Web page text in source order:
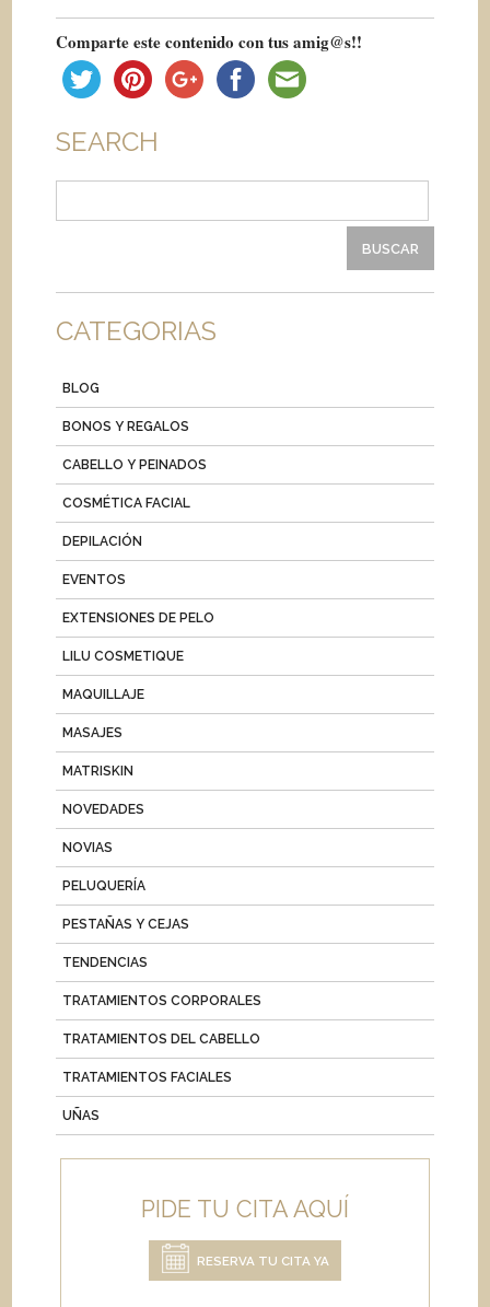
Comparte este contenido con tus amig@s!!
SEARCH
CATEGORIAS
BLOG
BONOS Y REGALOS
CABELLO Y PEINADOS
COSMÉTICA FACIAL
DEPILACIÓN
EVENTOS
EXTENSIONES DE PELO
LILU COSMETIQUE
MAQUILLAJE
MASAJES
MATRISKIN
NOVEDADES
NOVIAS
PELUQUERÍA
PESTAÑAS Y CEJAS
TENDENCIAS
TRATAMIENTOS CORPORALES
TRATAMIENTOS DEL CABELLO
TRATAMIENTOS FACIALES
UÑAS
PIDE TU CITA AQUÍ
RESERVA TU CITA YA